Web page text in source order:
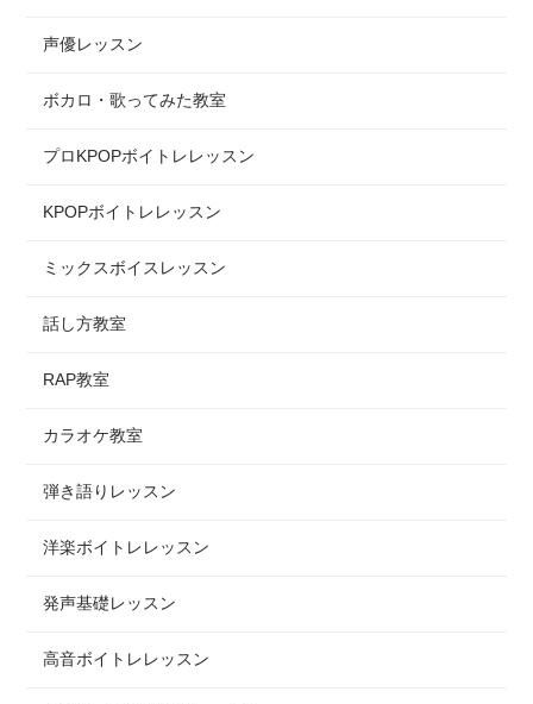
声優レッスン
ボカロ・歌ってみた教室
プロKPOPボイトレレッスン
KPOPボイトレレッスン
ミックスボイスレッスン
話し方教室
RAP教室
カラオケ教室
弾き語りレッスン
洋楽ボイトレレッスン
発声基礎レッスン
高音ボイトレレッスン